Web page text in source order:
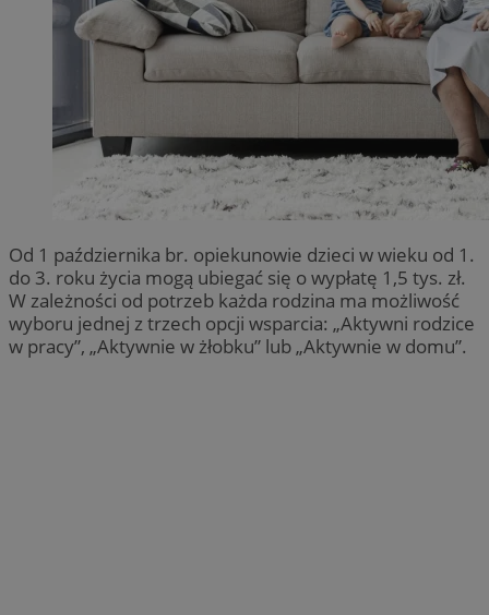
Od 1 października br. opiekunowie dzieci w wieku od 1.
do 3. roku życia mogą ubiegać się o wypłatę 1,5 tys. zł.
W zależności od potrzeb każda rodzina ma możliwość
wyboru jednej z trzech opcji wsparcia: „Aktywni rodzice
w pracy”, „Aktywnie w żłobku” lub „Aktywnie w domu”.